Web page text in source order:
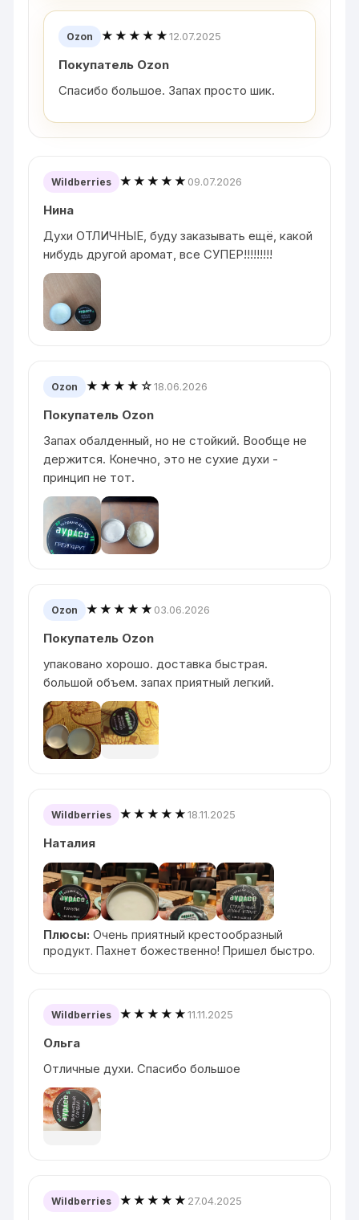
Ozon ★★★★★12.07.2025
Покупатель Ozon
Спасибо большое. Запах просто шик.
Wildberries ★★★★★ 09.07.2026
Нина
Духи ОТЛИЧНЫЕ, буду заказывать ещё, какой
нибудь другой аромат, все СУПЕР!!!!!!!!!
Ozon ★★★★☆18.06.2026
Покупатель Ozon
Запах обалденный, но не стойкий. Вообще не
держится. Конечно, это не сухие духи -
принцип не тот.
Ozon ★★★★★ 03.06.2026
Покупатель Ozon
упаковано хорошо. доставка быстрая.
большой объем. запах приятный легкий.
Wildberries ★★★★★18.11.2025
Наталия
Плюсы: Очень приятный крестообразный
продукт. Пахнет божественно! Пришел быстро.
Wildberries ★★★★★11.11.2025
Ольга
Отличные духи. Спасибо большое
Wildberries ★★★★★ 27.04.2025